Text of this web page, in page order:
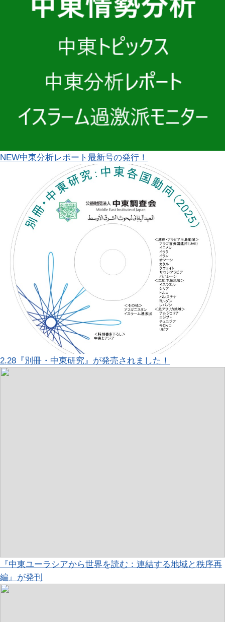
NEW中東分析レポート最新号の発行！
2.28『別冊・中東研究』が発売されました！
『中東ユーラシアから世界を読む：連結する地域と秩序再
編』が発刊